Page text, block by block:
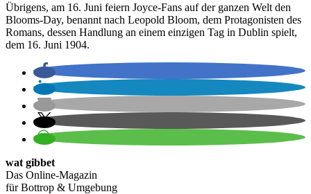
Übrigens, am 16. Juni feiern Joyce-Fans auf der ganzen Welt den
Blooms-Day, benannt nach Leopold Bloom, dem Protagonisten des
Romans, dessen Handlung an einem einzigen Tag in Dublin spielt,
dem 16. Juni 1904.
wat gibbet
Das Online-Magazin
für Bottrop & Umgebung